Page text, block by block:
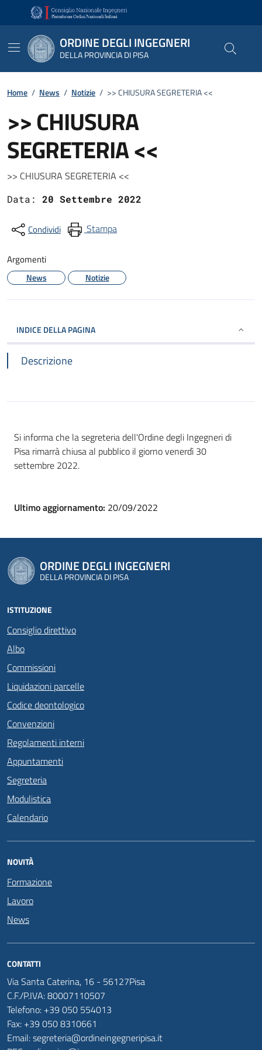
Vai ai contenuti
Vai al footer
ORDINE DEGLI INGEGNERI
DELLA PROVINCIA DI PISA
Home / News / Notizie / >> CHIUSURA SEGRETERIA <<
>> CHIUSURA
SEGRETERIA <<
Dettagli
>> CHIUSURA SEGRETERIA <<
Data: 20 Settembre 2022
Condividi Stampa
Argomenti
News Notizie
INDICE DELLA PAGINA
Descrizione
Si informa che la segreteria dell'Ordine degli Ingegneri di
Pisa rimarrà chiusa al pubblico il giorno venerdì 30
settembre 2022.
Ultimo aggiornamento: 20/09/2022
ORDINE DEGLI INGEGNERI
DELLA PROVINCIA DI PISA
ISTITUZIONE
Consiglio direttivo
Albo
Commissioni
Liquidazioni parcelle
Codice deontologico
Convenzioni
Regolamenti interni
Appuntamenti
Segreteria
Modulistica
Calendario
NOVITÀ
Formazione
Lavoro
News
CONTATTI
Via Santa Caterina, 16 - 56127Pisa
C.F./P.IVA: 80007110507
Telefono: +39 050 554013
Fax: +39 050 8310661
Email: segreteria@ordineingegneripisa.it